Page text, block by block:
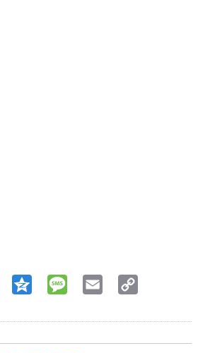
Sina
Qzone MessageEmail